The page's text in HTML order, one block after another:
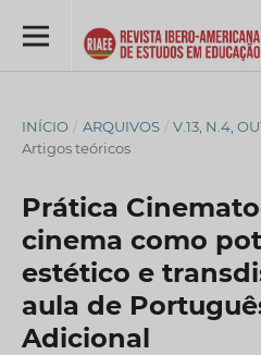
INÍCIO / ARQUIVOS / V.13, N.4,
Artigos teóricos
Prática
cinema como
estético e
aula de
Adicional